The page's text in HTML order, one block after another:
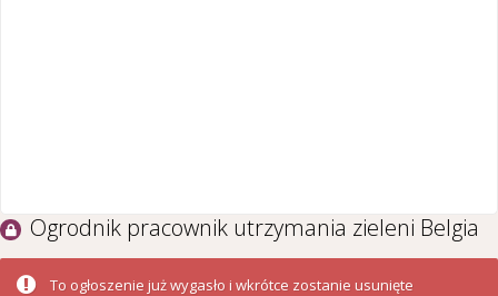
Ogrodnik pracownik utrzymania zieleni Belgia
To ogłoszenie już wygasło i wkrótce zostanie usunięte